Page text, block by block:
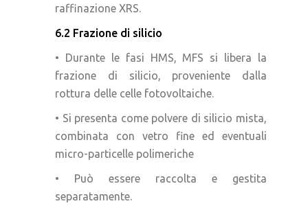
raffinazione XRS.
6.2 Frazione di silicio
• Durante le fasi HMS, MFS si libera la
frazione di silicio, proveniente dalla
rottura delle celle fotovoltaiche.
• Si presenta come polvere di silicio mista,
combinata con vetro fine ed eventuali
micro-particelle polimeriche
• Può essere raccolta e gestita
separatamente.